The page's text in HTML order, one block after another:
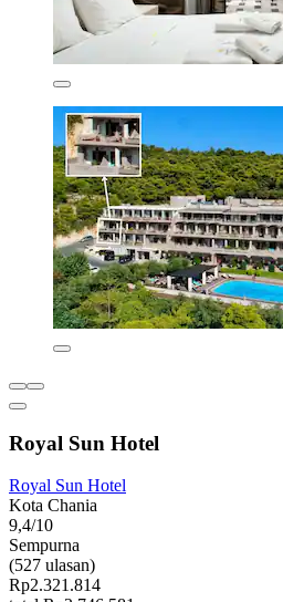
Royal Sun Hotel
Royal Sun Hotel
Kota Chania
9,4/10
Sempurna
(527 ulasan)
Rp2.321.814